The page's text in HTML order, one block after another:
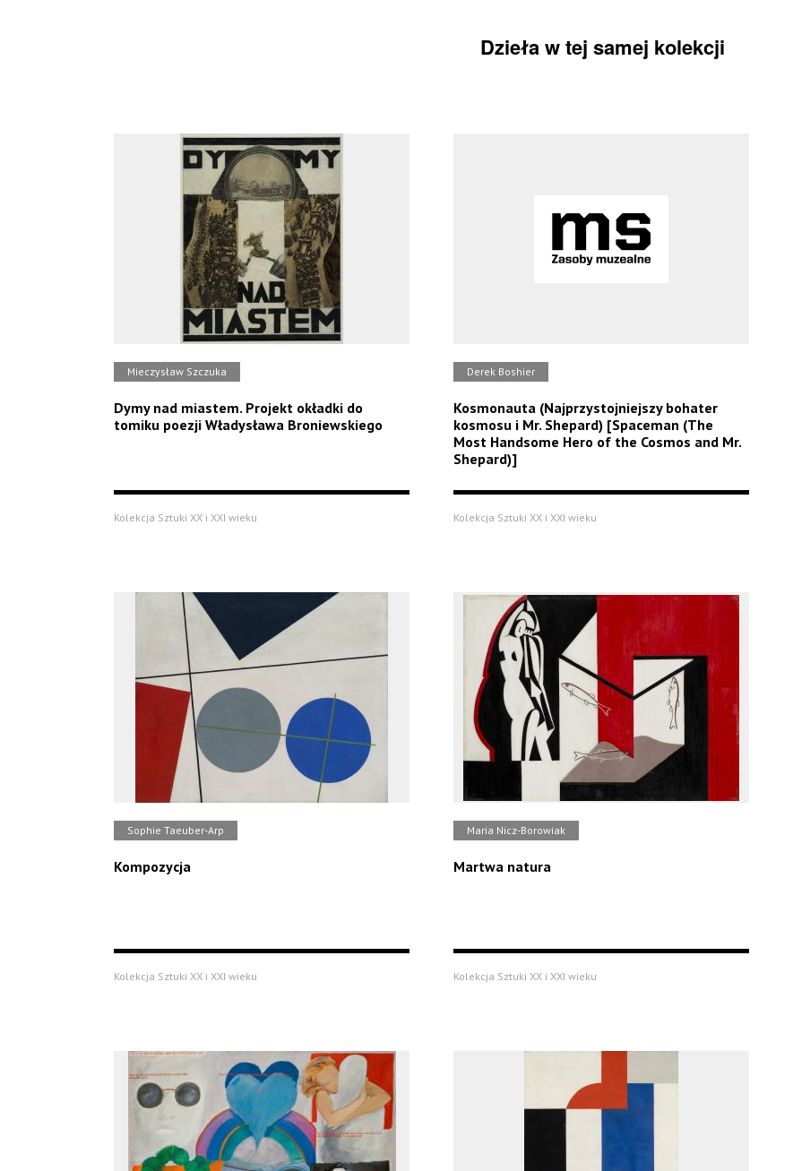
Dzieła w tej samej kolekcji
Mieczysław Szczuka
Dymy nad miastem. Projekt okładki do
tomiku poezji Władysława Broniewskiego
Kolekcja Sztuki XX i XXI wieku
Derek Boshier
Kosmonauta (Najprzystojniejszy bohater
kosmosu i Mr. Shepard) [Spaceman (The
Most Handsome Hero of the Cosmos and Mr.
Shepard)]
Kolekcja Sztuki XX i XXI wieku
Sophie Taeuber-Arp
Kompozycja
Kolekcja Sztuki XX i XXI wieku
Maria Nicz-Borowiak
Martwa natura
Kolekcja Sztuki XX i XXI wieku